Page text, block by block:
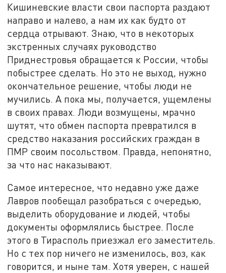
Кишиневские власти свои паспорта раздают
направо и налево, а нам их как будто от
сердца отрывают. Знаю, что в некоторых
экстренных случаях руководство
Приднестровья обращается к России, чтобы
побыстрее сделать. Но это не выход, нужно
окончательное решение, чтобы люди не
мучились. А пока мы, получается, ущемлены
в своих правах. Люди возмущены, мрачно
шутят, что обмен паспорта превратился в
средство наказания российских граждан в
ПМР своим посольством. Правда, непонятно,
за что нас наказывают.
Самое интересное, что недавно уже даже
Лавров пообещал разобраться с очередью,
выделить оборудование и людей, чтобы
документы оформлялись быстрее. После
этого в Тирасполь приезжал его заместитель.
Но с тех пор ничего не изменилось, воз, как
говорится, и ныне там. Хотя уверен, с нашей